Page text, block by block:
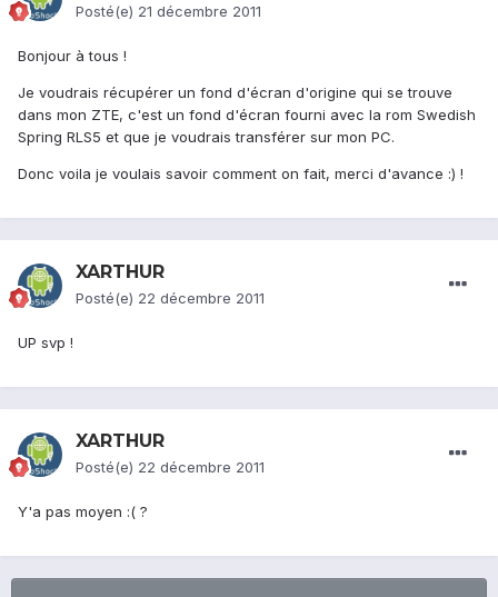
Posté(e) 21 décembre 2011
Bonjour à tous !
Je voudrais récupérer un fond d'écran d'origine qui se trouve
dans mon ZTE, c'est un fond d'écran fourni avec la rom Swedish
Spring RLS5 et que je voudrais transférer sur mon PC.
Donc voila je voulais savoir comment on fait, merci d'avance :) !
XARTHUR
Posté(e) 22 décembre 2011
UP svp !
XARTHUR
Posté(e) 22 décembre 2011
Y'a pas moyen :( ?